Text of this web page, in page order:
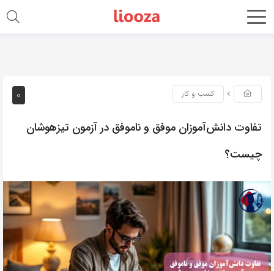
0 کسب و کار
تفاوت دانش‌آموزان موفق و ناموفق در آزمون تیزهوشان
چیست؟